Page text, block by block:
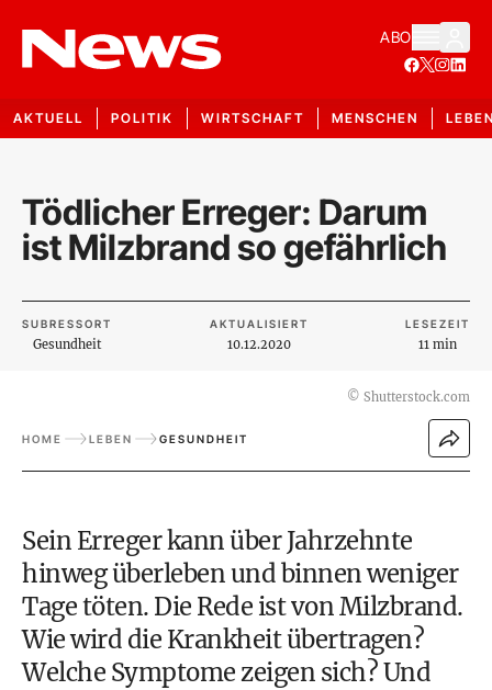
ABO
AKTUELL POLITIK WIRTSCHAFT MENSCHEN
Tödlicher Erreger: Darum
ist Milzbrand so gefährlich
SUBRESSORT
Gesundheit
AKTUALISIERT
10.12.2020
LESEZEIT
11 min
© Shutterstock.com
HOME LEBEN GESUNDHEIT
Sein Erreger kann über Jahrzehnte
hinweg überleben und binnen weniger
Tage töten. Die Rede ist von Milzbrand.
Wie wird die Krankheit übertragen?
Welche Symptome zeigen sich? Und